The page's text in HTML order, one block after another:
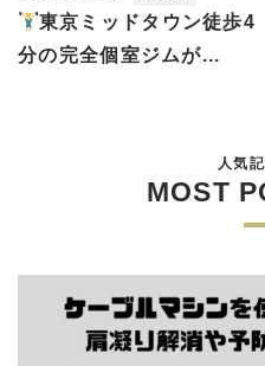
東京ミッドタウン徒歩4
分の完全個室ジムが...
人気
MOST